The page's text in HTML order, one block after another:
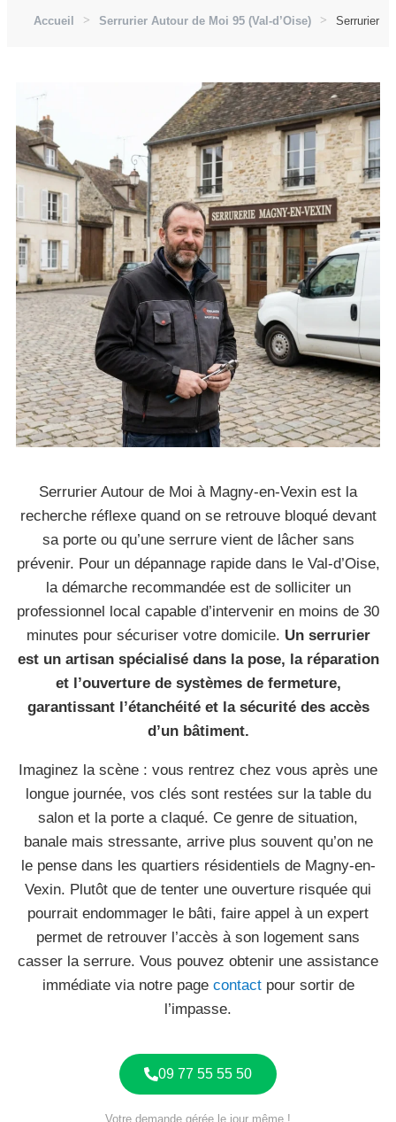
Accueil Serrurier Autour de Moi 95 (Val-d’Oise) Serrurier
Serrurier Autour de Moi à Magny-en-Vexin est la
recherche réflexe quand on se retrouve bloqué devant
sa porte ou qu’une serrure vient de lâcher sans
prévenir. Pour un dépannage rapide dans le Val-d’Oise,
la démarche recommandée est de solliciter un
professionnel local capable d’intervenir en moins de 30
minutes pour sécuriser votre domicile. Un serrurier
est un artisan spécialisé dans la pose, la réparation
et l’ouverture de systèmes de fermeture,
garantissant l’étanchéité et la sécurité des accès
d’un bâtiment.
Imaginez la scène : vous rentrez chez vous après une
longue journée, vos clés sont restées sur la table du
salon et la porte a claqué. Ce genre de situation,
banale mais stressante, arrive plus souvent qu’on ne
le pense dans les quartiers résidentiels de Magny-en-
Vexin. Plutôt que de tenter une ouverture risquée qui
pourrait endommager le bâti, faire appel à un expert
permet de retrouver l’accès à son logement sans
casser la serrure. Vous pouvez obtenir une assistance
immédiate via notre page contactpour sortir de
l’impasse.
09 77 55 55 50
Votre demande gérée le jour même !